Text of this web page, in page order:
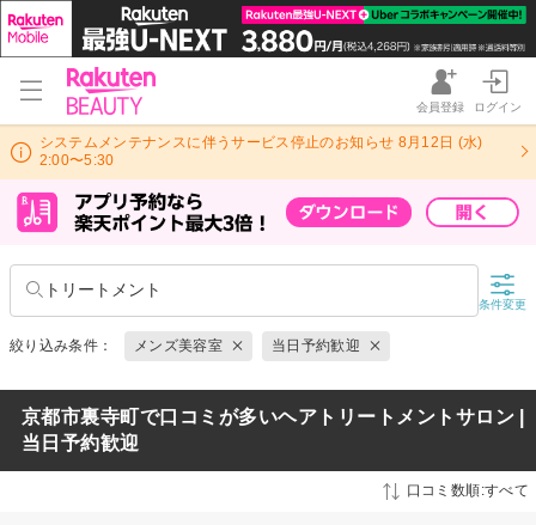
会員登録 ログイン
システムメンテナンスに伴うサービス停止のお知らせ 8月12日 (水)
2:00〜5:30
トリートメント
条件変更
絞り込み条件： メンズ美容室 当日予約歓迎
京都市裏寺町で口コミが多いヘアトリートメントサロン |
当日予約歓迎
口コミ数順:すべて